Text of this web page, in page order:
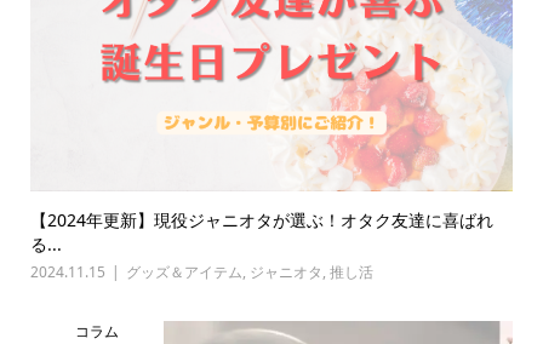
【2024年更新】現役ジャニオタが選ぶ！オタク友達に喜ばれ
る...
2024.11.15 グッズ＆アイテム, ジャニオタ, 推し活
コラム